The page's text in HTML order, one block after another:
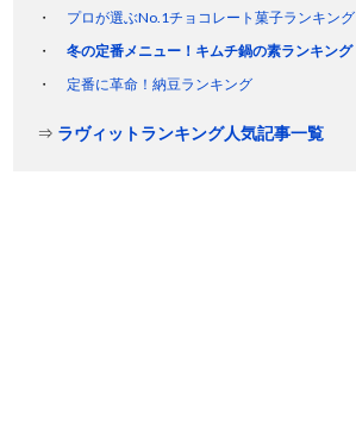
プロが選ぶNo.1チョコレート菓子ランキング
冬の定番メニュー！キムチ鍋の素ランキング
定番に革命！納豆ランキング
⇒ ラヴィットランキング人気記事一覧